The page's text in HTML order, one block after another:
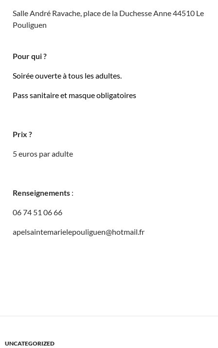
Salle André Ravache, place de la Duchesse Anne 44510 Le
Pouliguen
Pour qui ?
Soirée ouverte à tous les adultes.
Pass sanitaire et masque obligatoires
Prix ?
5 euros par adulte
Renseignements :
06 74 51 06 66
apelsaintemarielepouliguen@hotmail.fr
UNCATEGORIZED